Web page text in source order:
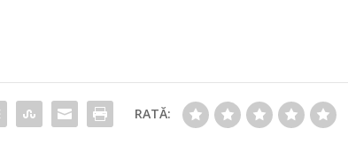
RATĂ: